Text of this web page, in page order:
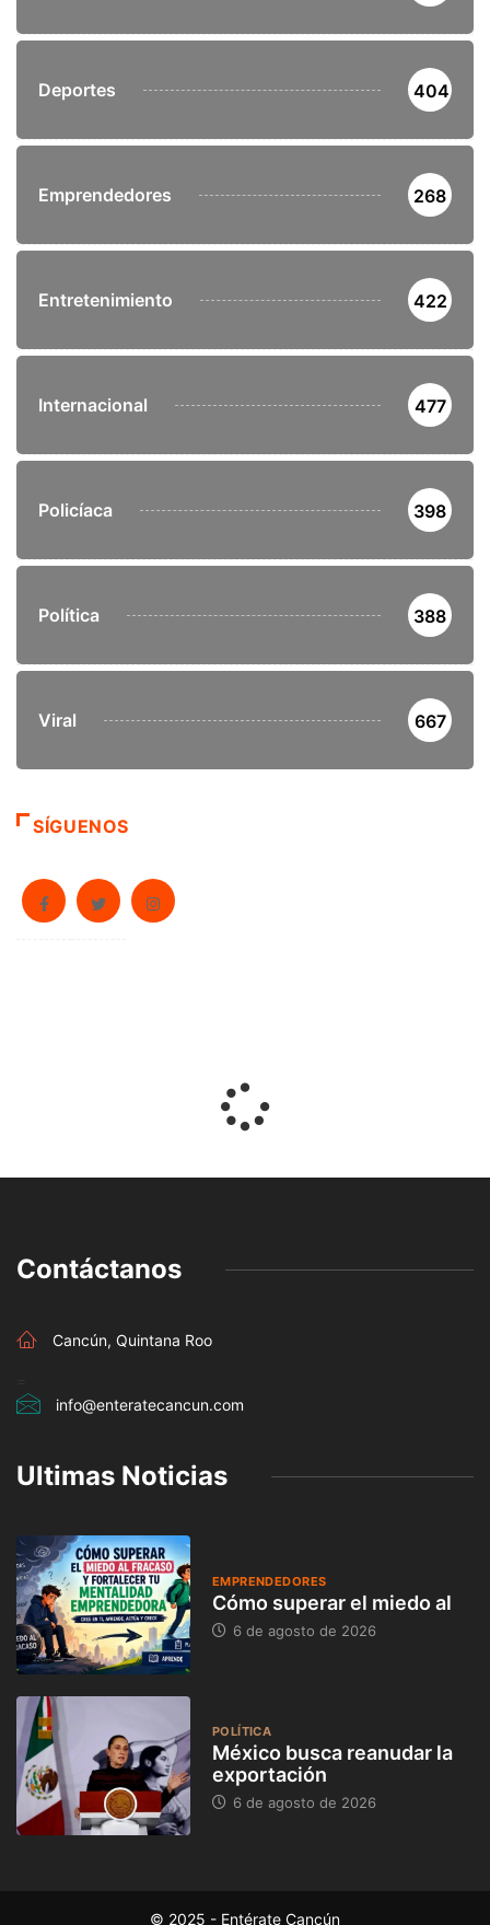
Deportes 404
Emprendedores 268
Entretenimiento 422
Internacional 477
Policíaca 398
Política 388
Viral 667
SÍGUENOS
Contáctanos
Cancún, Quintana Roo
info@enteratecancun.com
Ultimas Noticias
EMPRENDEDORES
Cómo superar el miedo al
6 de agosto de 2026
POLÍTICA
México busca reanudar la
exportación
6 de agosto de 2026
© 2025 - Entérate Cancún